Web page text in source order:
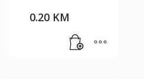
0.20 KM